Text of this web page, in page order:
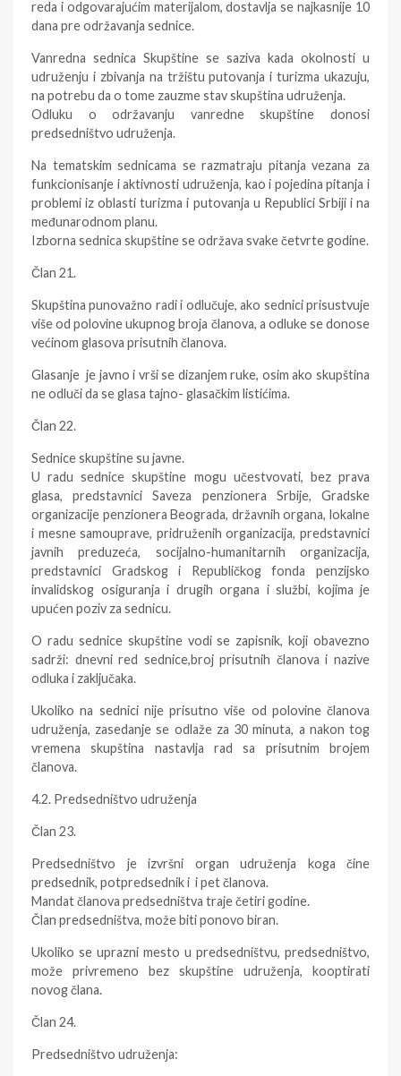
reda i odgovarajućim materijalom, dostavlja se najkasnije 10
dana pre održavanja sednice.
Vanredna sednica Skupštine se saziva kada okolnosti u
udruženju i zbivanja na tržištu putovanja i turizma ukazuju,
na potrebu da o tome zauzme stav skupština udruženja.
Odluku o održavanju vanredne skupštine donosi
predsedništvo udruženja.
Na tematskim sednicama se razmatraju pitanja vezana za
funkcionisanje i aktivnosti udruženja, kao i pojedina pitanja i
problemi iz oblasti turizma i putovanja u Republici Srbiji i na
međunarodnom planu.
Izborna sednica skupštine se održava svake četvrte godine.
Član 21.
Skupština punovažno radi i odlučuje, ako sednici prisustvuje
više od polovine ukupnog broja članova, a odluke se donose
većinom glasova prisutnih članova.
Glasanje je javno i vrši se dizanjem ruke, osim ako skupština
ne odluči da se glasa tajno- glasačkim listićima.
Član 22.
Sednice skupštine su javne.
U radu sednice skupštine mogu učestvovati, bez prava
glasa, predstavnici Saveza penzionera Srbije, Gradske
organizacije penzionera Beograda, državnih organa, lokalne
i mesne samouprave, pridruženih organizacija, predstavnici
javnih preduzeća, socijalno-humanitarnih organizacija,
predstavnici Gradskog i Republičkog fonda penzijsko
invalidskog osiguranja i drugih organa i službi, kojima je
upućen poziv za sednicu.
O radu sednice skupštine vodi se zapisnik, koji obavezno
sadrži: dnevni red sednice,broj prisutnih članova i nazive
odluka i zaključaka.
Ukoliko na sednici nije prisutno više od polovine članova
udruženja, zasedanje se odlaže za 30 minuta, a nakon tog
vremena skupština nastavlja rad sa prisutnim brojem
članova.
4.2. Predsedništvo udruženja
Član 23.
Predsedništvo je izvršni organ udruženja koga čine
predsednik, potpredsednik i i pet članova.
Mandat članova predsedništva traje četiri godine.
Član predsedništva, može biti ponovo biran.
Ukoliko se uprazni mesto u predsedništvu, predsedništvo,
može privremeno bez skupštine udruženja, kooptirati
novog člana.
Član 24.
Predsedništvo udruženja: